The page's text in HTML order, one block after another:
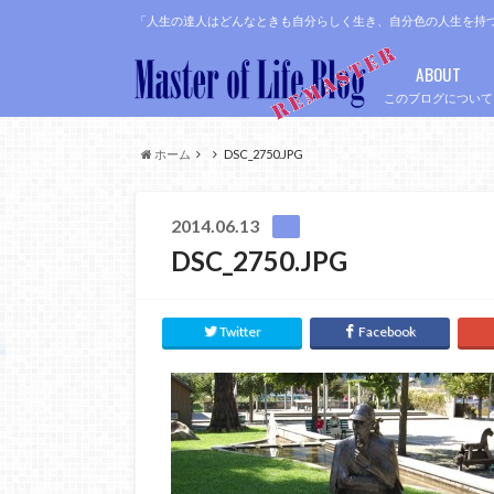
「人生の達人はどんなときも自分らしく生き、自分色の人生を持
このブログについて
ABOUT
ホーム DSC_2750.JPG
2014.06.13
DSC_2750.JPG
Twitter Facebook